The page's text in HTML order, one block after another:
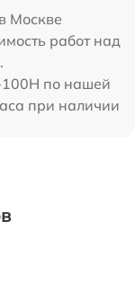
Москве
работ над
100H по нашей
при наличии